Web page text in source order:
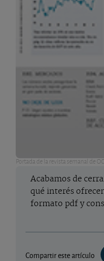
Portada de la revista semanal de
Acabamos de
qué interés
formato pdf y
Compartir este artículo